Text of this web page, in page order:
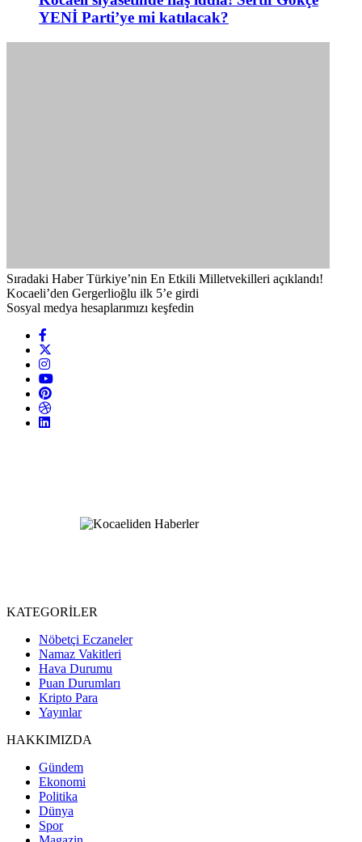
YENİ Parti’ye mi katılacak?
Sıradaki Haber Türkiye’nin En Etkili Milletvekilleri açıklandı!
Kocaeli’den Gergerlioğlu ilk 5’e girdi
Sosyal medya hesaplarımızı keşfedin
KATEGORİLER
Nöbetçi Eczaneler
Namaz Vakitleri
Hava Durumu
Puan Durumları
Kripto Para
Yayınlar
HAKKIMIZDA
Gündem
Ekonomi
Politika
Dünya
Spor